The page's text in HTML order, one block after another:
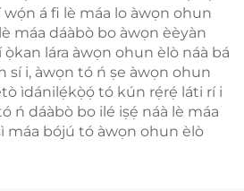
á fi lè máa lo àwọn ohun
máa dáàbò bo àwọn èèyàn
lára àwọn ohun èlò náà bá
sí i, àwọn tó ń ṣe àwọn ohun
ìdánilẹ́kọ̀ọ́ tó kún rẹ́rẹ́ láti rí i
ń dáàbò bo ilé iṣẹ́ náà lè máa
máa bójú tó àwọn ohun èlò